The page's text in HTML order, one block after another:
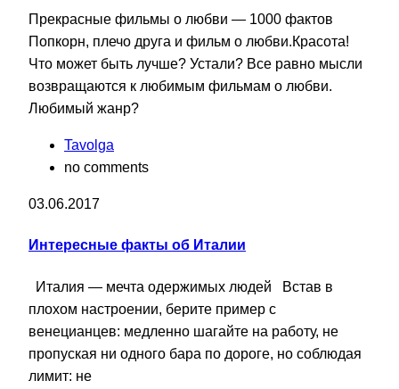
Прекрасные фильмы о любви — 1000 фактов
Попкорн, плечо друга и фильм о любви.Красота!
Что может быть лучше? Устали? Все равно мысли
возвращаются к любимым фильмам о любви.
Любимый жанр?
Tavolga
no comments
03.06.2017
Интересные факты об Италии
Италия — мечта одержимых людей Встав в
плохом настроении, берите пример с
венецианцев: медленно шагайте на работу, не
пропуская ни одного бара по дороге, но соблюдая
лимит: не